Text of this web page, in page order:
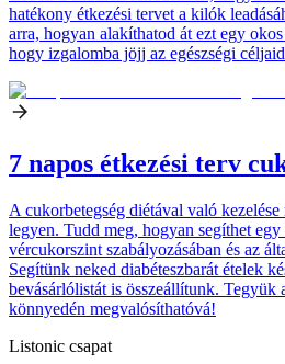
hatékony étkezési tervet a kilók
arra, hogyan alakíthatod át ezt egy
hogy izgalomba jöjj az egészségi
7 napos étkezési terv
A cukorbetegség diétával való
legyen. Tudd meg, hogyan segíthet egy
vércukorszint szabályozásában és az
Segítünk neked diabéteszbarát ételek
bevásárlólistát is összeállítunk. Tegyük
könnyedén megvalósíthatóvá!
Listonic csapat